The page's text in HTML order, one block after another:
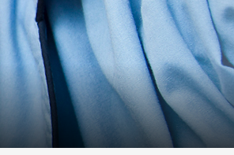
Malaysia
Mexico
Nederlands
Norway
Portugal
Russia